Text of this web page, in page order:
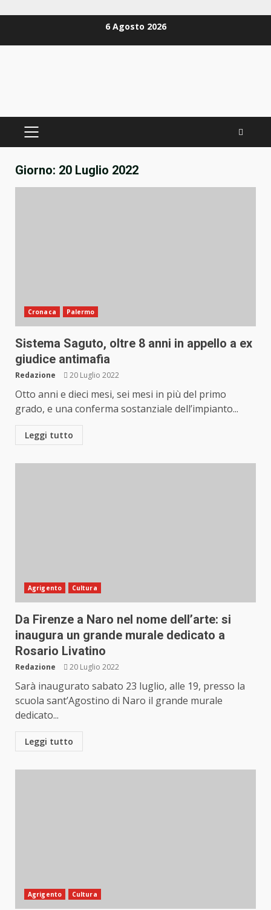
6 Agosto 2026
PRIMÄRES
Giorno: 20 Luglio 2022
Cronaca Palermo
Sistema Saguto, oltre 8 anni in appello a ex
giudice antimafia
Redazione 20 Luglio 2022
Otto anni e dieci mesi, sei mesi in più del primo
grado, e una conferma sostanziale dell’impianto...
Leggi tutto
Agrigento Cultura
Da Firenze a Naro nel nome dell’arte: si
inaugura un grande murale dedicato a
Rosario Livatino
Redazione 20 Luglio 2022
Sarà inaugurato sabato 23 luglio, alle 19, presso la
scuola sant’Agostino di Naro il grande murale
dedicato...
Leggi tutto
Agrigento Cultura